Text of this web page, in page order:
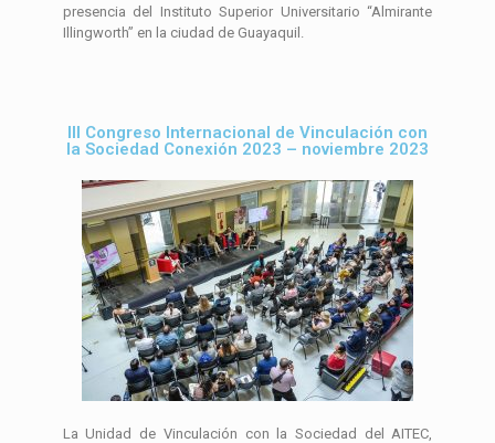
presencia del Instituto Superior Universitario “Almirante
Illingworth” en la ciudad de Guayaquil.
III Congreso Internacional de Vinculación con
la Sociedad Conexión 2023 – noviembre 2023
La Unidad de Vinculación con la Sociedad del AITEC,